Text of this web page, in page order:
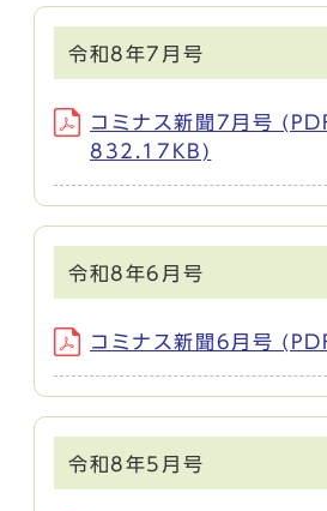
令和8年7月号
コミナス新聞7月号
832.17KB)
令和8年6月号
コミナス新聞6月号
令和8年5月号